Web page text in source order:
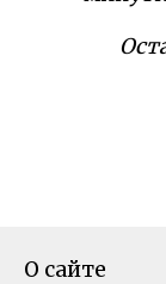
О сайте